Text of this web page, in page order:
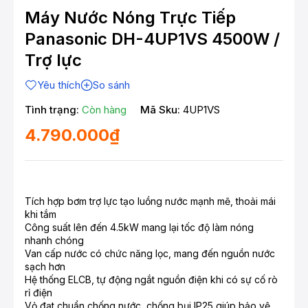
Máy Nước Nóng Trực Tiếp
Panasonic DH-4UP1VS 4500W /
Trợ lực
Yêu thích
So sánh
Tình trạng: Còn hàng Mã Sku: 4UP1VS
4.790.000₫
Tích hợp bơm trợ lực tạo luồng nước mạnh mẽ, thoải mái
khi tắm
Công suất lên đến 4.5kW mang lại tốc độ làm nóng
nhanh chóng
Van cấp nước có chức năng lọc, mang đến nguồn nước
sạch hơn
Hệ thống ELCB, tự động ngắt nguồn điện khi có sự cố rò
rỉ điện